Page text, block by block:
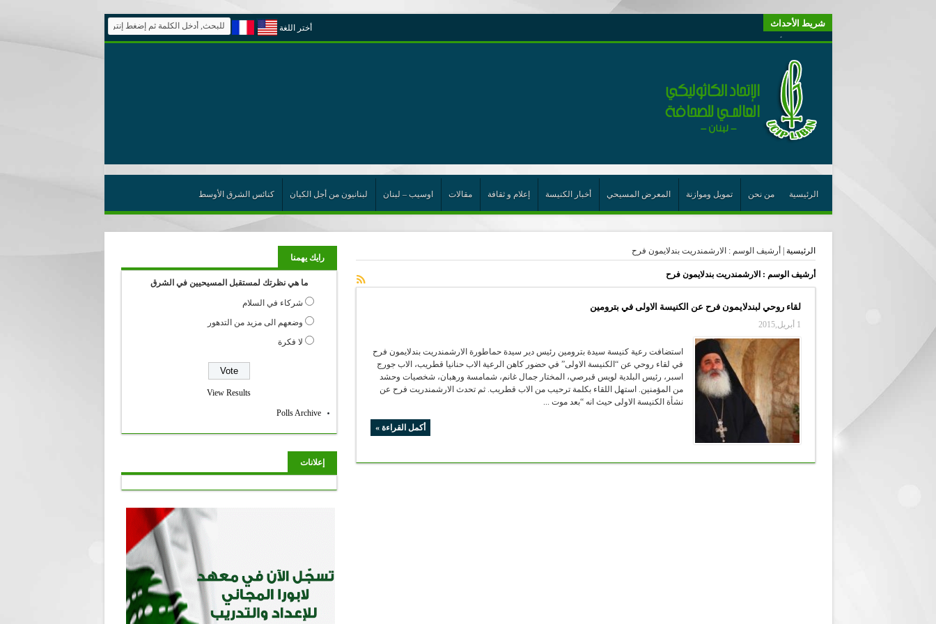
شريط الأحداث
“لبنانيون من أجل الكيان” (اتحاد اورا) : طرح رئيس الجمهورية حول اللامركزية الموسعة شرط واجب للخروج من حالة الجمود
“الوحدة في التعدّد: إعادة بناء الديمقراطيّة التوافقيّة في لبنان”
يتبع في معنى الأعجوبة
ترشيح أسعد جوان لجائزة نوبل يعزّز تثبيت
احتفالات عيد القديس شربل تتواصل في بقاعكفرا…
الأعجوبة في المسيحيّة: معنًى وحدًّا
من يختصر الله يجعل الدين خطرًا
أيّ عيش مشترك نريد؟
أختر اللغة
الرئيسية من نحن تمويل وموازنة المعرض المسيحي أخبار الكنيسة إعلام و ثقافة مقالات اوسيب – لبنان لبنانيون من أجل الكيان كنائس الشرق الأوسط
الرئيسية أرشيف الوسم : الارشمندريت بندلايمون فرح
أرشيف الوسم : الارشمندريت بندلايمون فرح
لقاء روحي لبندلايمون فرح عن الكنيسة الاولى في بترومين
1 أبريل,2015
استضافت رعية كنيسة سيدة بترومين رئيس دير سيدة حماطورة الارشمندريت بندلايمون فرح
في لقاء روحي عن “الكنيسة الاولى” في حضور كاهن الرعية الاب حنانيا قطريب، الاب جورج
اسبر، رئيس البلدية لويس قبرصي، المختار جمال غانم، شمامسة ورهبان، شخصيات وحشد
من المؤمنين. استهل اللقاء بكلمة ترحيب من الاب قطريب. ثم تحدث الارشمندريت فرح عن
نشأة الكنيسة الاولى حيث انه “بعد موت ...
أكمل القراءة »
رايك يهمنا
ما هي نظرتك لمستقبل المسيحيين في الشرق
شركاء في السلام
وضعهم الى مزيد من التدهور
لا فكرة
View Results
Polls Archive
إعلانات